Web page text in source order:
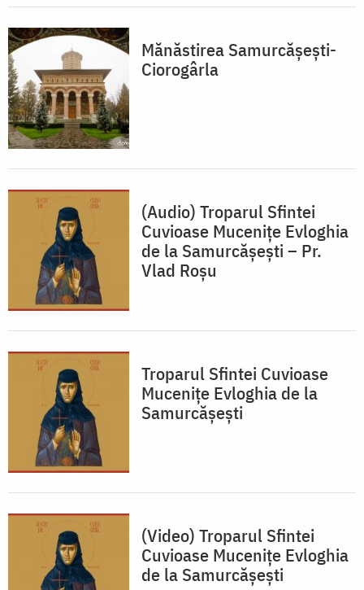
Mănăstirea Samurcășești-
Ciorogârla
(Audio) Troparul Sfintei
Cuvioase Mucenițe Evloghia
de la Samurcășești – Pr.
Vlad Roșu
Troparul Sfintei Cuvioase
Mucenițe Evloghia de la
Samurcășești
(Video) Troparul Sfintei
Cuvioase Mucenițe Evloghia
de la Samurcășești